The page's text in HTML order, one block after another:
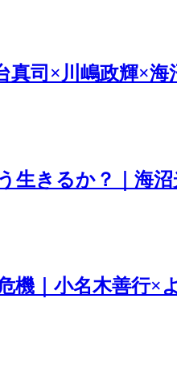
真司×川嶋政輝×海
生きるか？｜海
｜小名木善行×